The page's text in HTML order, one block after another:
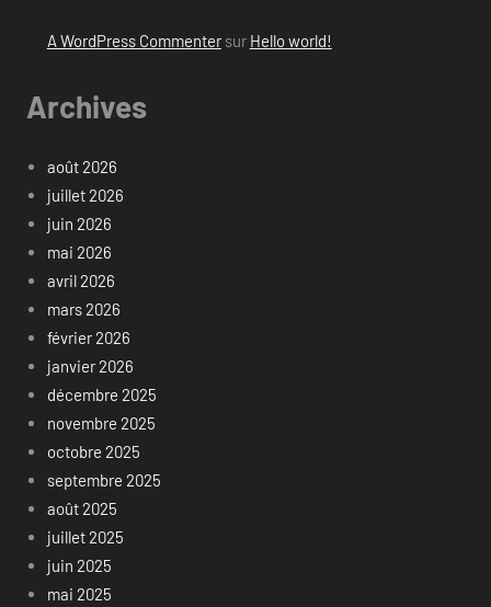
A WordPress Commentersur Hello world!
Archives
août 2026
juillet 2026
juin 2026
mai 2026
avril 2026
mars 2026
février 2026
janvier 2026
décembre 2025
novembre 2025
octobre 2025
septembre 2025
août 2025
juillet 2025
juin 2025
mai 2025